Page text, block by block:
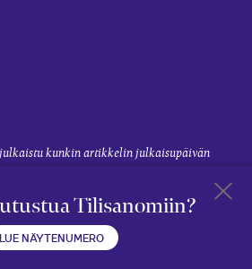
kunkin artikkelin julkaisupäivän
Tilisanomiin?
LUE NÄYTENUMERO